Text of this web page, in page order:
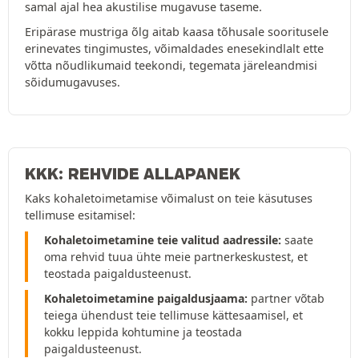
samal ajal hea akustilise mugavuse taseme.
Eripärase mustriga õlg aitab kaasa tõhusale sooritusele
erinevates tingimustes, võimaldades enesekindlalt ette
võtta nõudlikumaid teekondi, tegemata järeleandmisi
sõidumugavuses.
KKK: REHVIDE ALLAPANEK
Kaks kohaletoimetamise võimalust on teie käsutuses
tellimuse esitamisel:
Kohaletoimetamine teie valitud aadressile: saate
oma rehvid tuua ühte meie partnerkeskustest, et
teostada paigaldusteenust.
Kohaletoimetamine paigaldusjaama: partner võtab
teiega ühendust teie tellimuse kättesaamisel, et
kokku leppida kohtumine ja teostada
paigaldusteenust.